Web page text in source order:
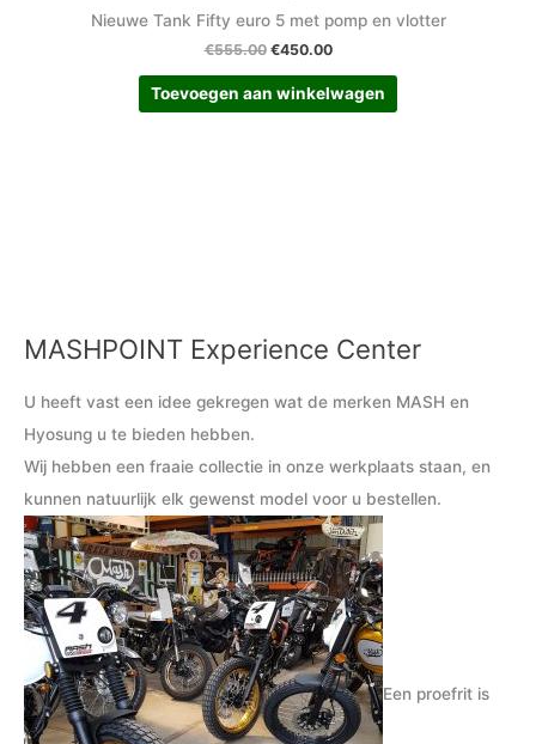
Nieuwe Tank Fifty euro 5 met pomp en vlotter
€555.00 €450.00
Toevoegen aan winkelwagen
MASHPOINT Experience Center
U heeft vast een idee gekregen wat de merken MASH en
Hyosung u te bieden hebben.
Wij hebben een fraaie collectie in onze werkplaats staan, en
kunnen natuurlijk elk gewenst model voor u bestellen.
Een proefrit is